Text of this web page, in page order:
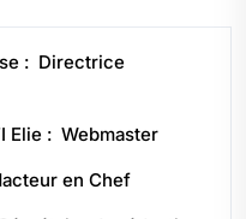
: Directrice
Elie : Webmaster
en Chef